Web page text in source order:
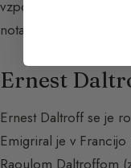
vzporednice med
notami. Delovno
Ernest
Ernest Daltroff se je
Emigriral je v
Raoulom Daltroffom